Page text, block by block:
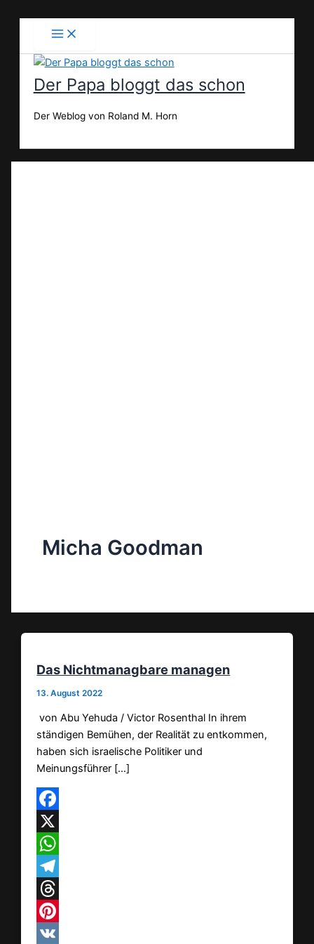
Der Papa bloggt das schon
Der Weblog von Roland M. Horn
Micha Goodman
Das Nichtmanagbare managen
13. August 2022
von Abu Yehuda / Victor Rosenthal In ihrem
ständigen Bemühen, der Realität zu entkommen,
haben sich israelische Politiker und
Meinungsführer […]
Facebook
X
WhatsApp
Telegram
Threads
Pinterest